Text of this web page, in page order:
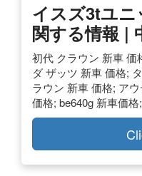
イスズ3tユニ
関する情報 |
初代 クラウン 新車 価
ダ ザッツ 新車 価格;
ラウン 新車 価格; ア
価格; be640g 新車価